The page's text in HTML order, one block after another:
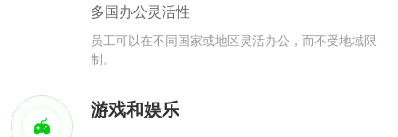
多国办公灵活性
员工可以在不同国家或地区灵活办公，而不受地域限
制。
游戏和娱乐